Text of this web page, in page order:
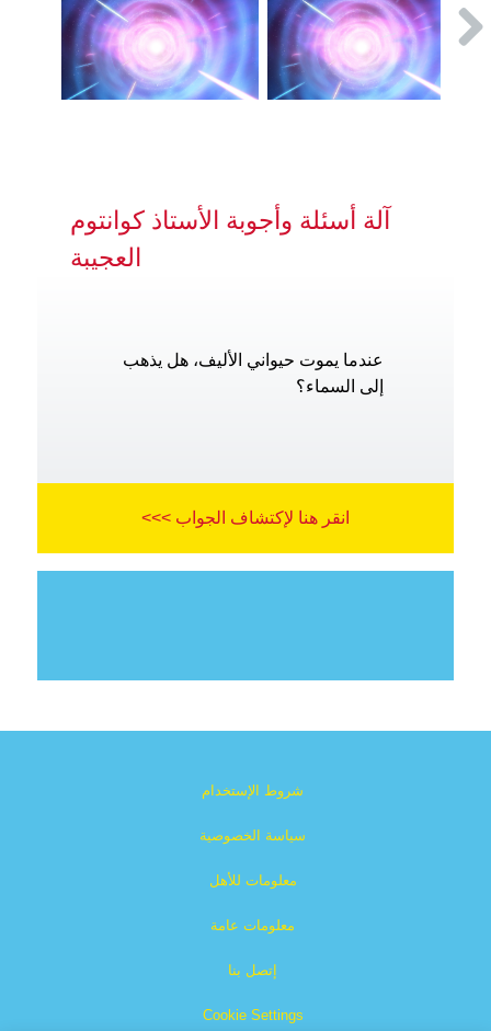
آلة أسئلة وأجوبة الأستاذ كوانتوم
العجيبة
عندما يموت حيواني الأليف، هل يذهب
إلى السماء؟
انقر هنا لإكتشاف الجواب >>>
شروط الإستخدام
سياسة الخصوصية
معلومات للأهل
معلومات عامة
إتصل بنا
Cookie Settings